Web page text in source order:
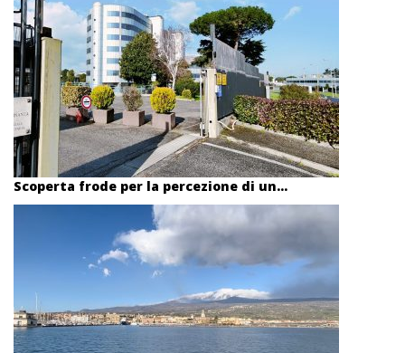
Scoperta frode per la percezione di un...